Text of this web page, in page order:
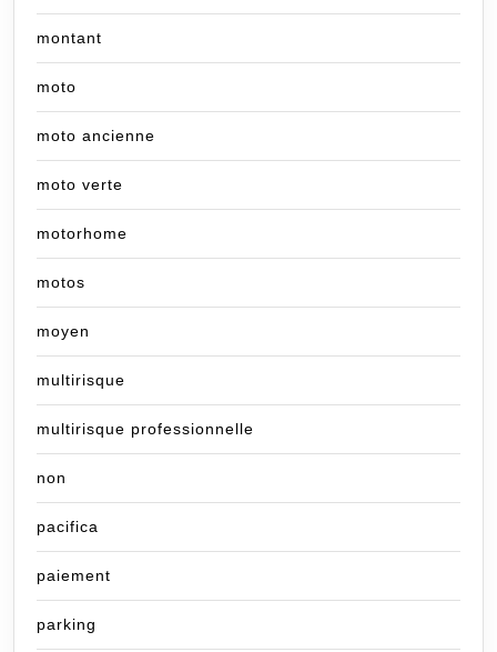
montant
moto
moto ancienne
moto verte
motorhome
motos
moyen
multirisque
multirisque professionnelle
non
pacifica
paiement
parking